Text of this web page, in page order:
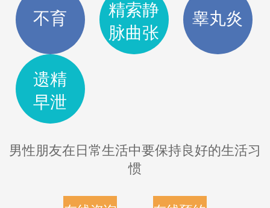
不育
精索静
脉曲张
睾丸炎
遗精
早泄
男性朋友在日常生活中要保持良好的生活习
惯